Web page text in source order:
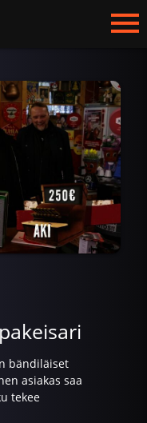
bändiläiset
asiakas saa
tekee